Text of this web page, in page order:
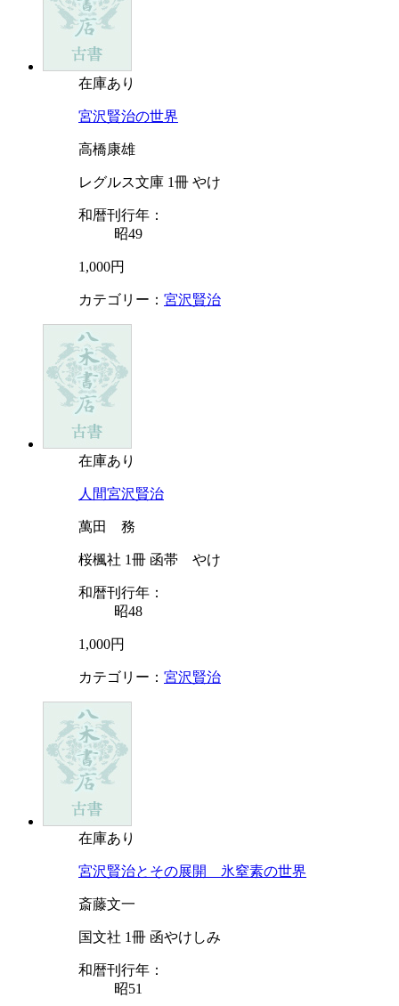
在庫あり
宮沢賢治の世界
高橋康雄
レグルス文庫 1冊 やけ
和暦刊行年：
昭49
1,000円
カテゴリー： 宮沢賢治
在庫あり
人間宮沢賢治
萬田 務
桜楓社 1冊 函帯 やけ
和暦刊行年：
昭48
1,000円
カテゴリー： 宮沢賢治
在庫あり
宮沢賢治とその展開 氷窒素の世界
斎藤文一
国文社 1冊 函やけしみ
和暦刊行年：
昭51